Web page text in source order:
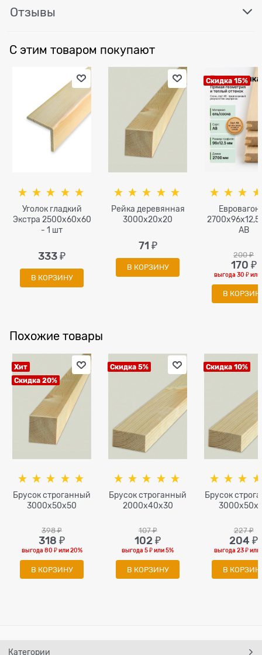
Отзывы
С этим товаром покупают
Уголок гладкий
Экстра 2500x60x60
- 1 шт
333 ₽
В КОРЗИНУ
Рейка деревянная
3000x20x20
71 ₽
В КОРЗИНУ
Скидка 15%
2700х96х12,5
АВ
200 ₽
170 ₽
выгода30 ₽или
В
Похожие товары
Хит
Скидка 20%
Брусок строганный
3000x50х50
398 ₽
318 ₽
выгода 80 ₽или20%
В КОРЗИНУ
Скидка 5%
Брусок строганный
2000x40х30
107 ₽
102 ₽
выгода5 ₽или5%
В КОРЗИНУ
Скидка 10%
Брусок
227 ₽
204 ₽
выгода23 ₽или
В
Категории